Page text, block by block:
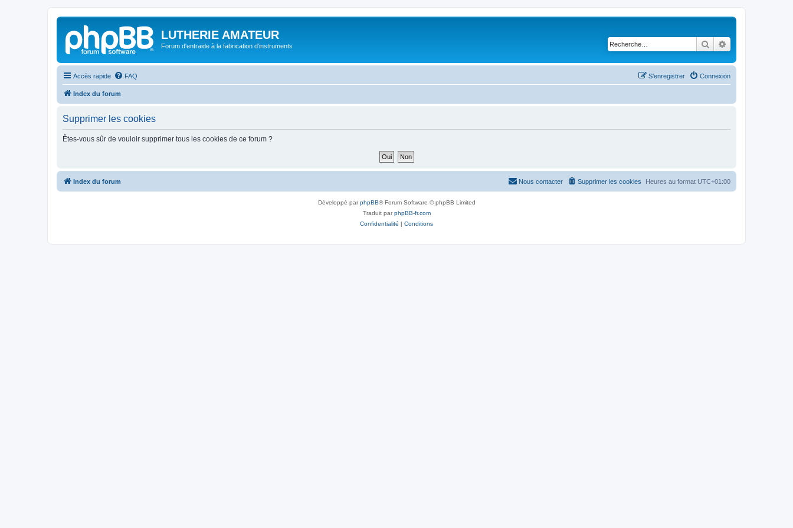
LUTHERIE AMATEUR
Forum d'entraide à la fabrication d'instruments Rechercher
Accès rapide FAQ Connexion
S’enregistrer
Index du forum
Supprimer les cookies
Êtes-vous sûr de vouloir supprimer tous les cookies de ce forum ?
Index du forum Heures au format UTC+01:00
Supprimer les cookies
Nous contacter
Développé parphpBB® Forum Software © phpBB Limited
Traduit parphpBB-fr.com
Confidentialité | Conditions